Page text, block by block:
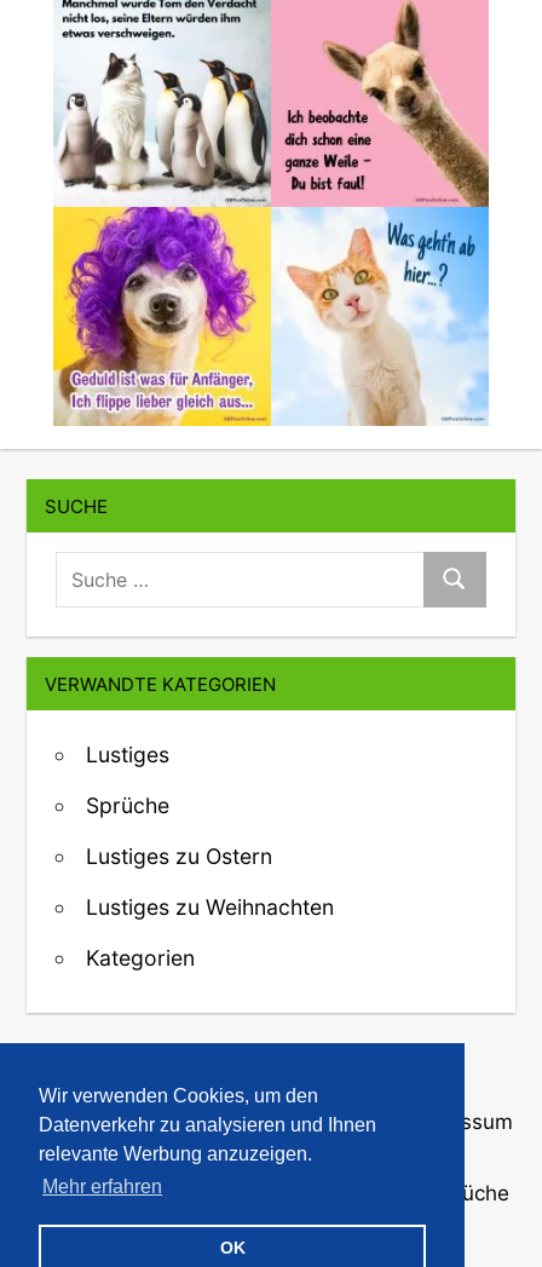
Wir verwenden Cookies, um den
Datenverkehr zu analysieren und Ihnen
relevante Werbung anzuzeigen.
Mehr erfahren
OK
SUCHE
suche:
Suche
VERWANDTE KATEGORIEN
Lustiges
Sprüche
Lustiges zu Ostern
Lustiges zu Weihnachten
Kategorien
↑ Zurück zum Anfang
Über uns·Kontakt·Datenschutz Impressum
© 2008-2026
· Bilder und Sprüche
für WhatsApp und Profile